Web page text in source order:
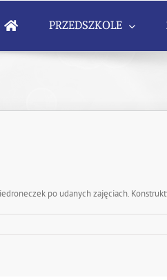
PRZEDSZKOLE
po udanych zajęciach.